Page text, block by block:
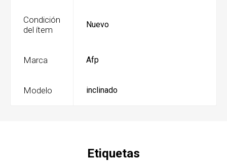
Condición
del ítem
Nuevo
Marca Afp
Modelo inclinado
Etiquetas